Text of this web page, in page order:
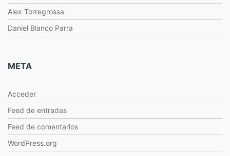
Alex Torregrossa
Daniel Blanco Parra
META
Acceder
Feed de entradas
Feed de comentarios
WordPress.org